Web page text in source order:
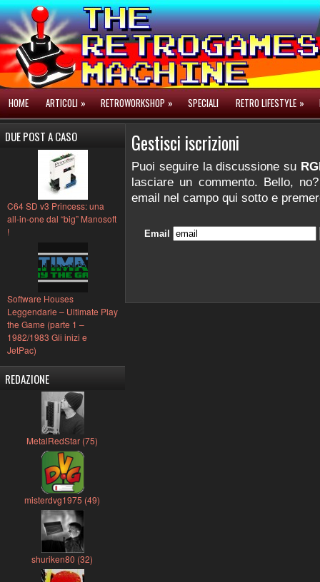
HOME ARTICOLI » RETROWORKSHOP » SPECIALI RETRO LIFESTYLE »
DUE POST A CASO
C64 SD v3 Princess: una
all-in-one dal “big” Manosoft
!
Software Houses
Leggendarie – Ultimate Play
the Game (parte 1 –
1982/1983 Gli inizi e
JetPac)
REDAZIONE
MetalRedStar (75)
misterdvg1975 (49)
shuriken80 (32)
Gestisci iscrizioni
Puoi seguire la discussione su
lasciare un commento. Bello,
email nel campo qui sotto e
Email